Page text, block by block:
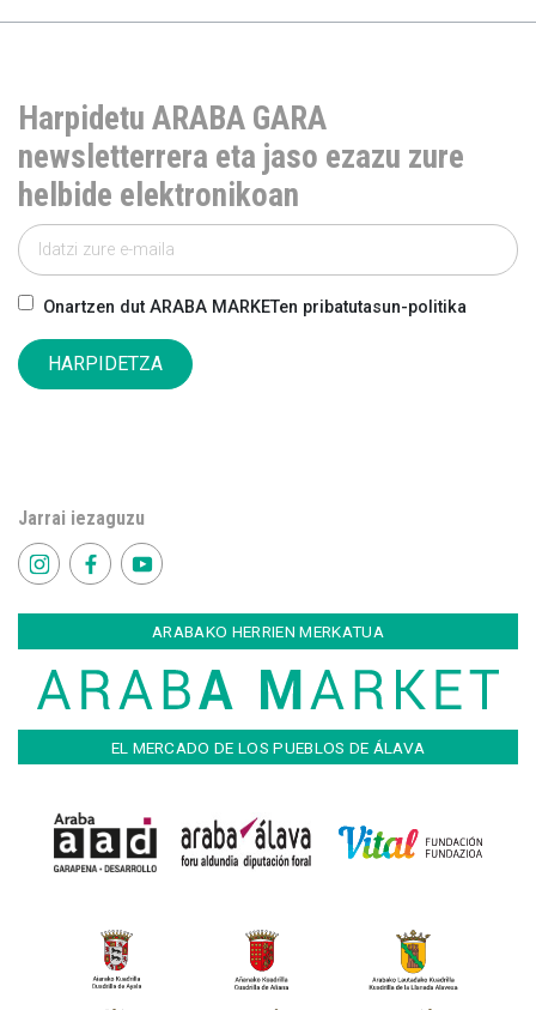
Harpidetu ARABA GARA
newsletterrera eta jaso ezazu zure
helbide elektronikoan
Onartzen dut ARABA MARKETen pribatutasun-politika
HARPIDETZA
Jarrai iezaguzu
ARABAKO HERRIEN MERKATUA
EL MERCADO DE LOS PUEBLOS DE ÁLAVA